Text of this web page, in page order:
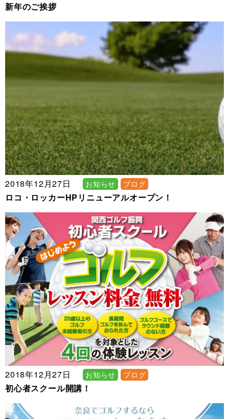
新年のご挨拶
2018年12月27日 お知らせ ブログ
ロコ・ロッカーHPリニューアルオープン！
2018年12月27日 お知らせ ブログ
初心者スクール開講！